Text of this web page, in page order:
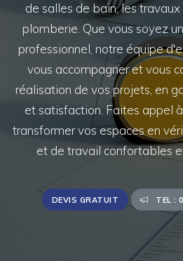
de salles de bain, les
plomberie. Que vous soyez
professionnel, notre équipe
vous accompagner et vous
réalisation de vos projets, en
et satisfaction. Faites appel
transformer vos espaces en
et de travail confortables
DEVIS GRATUIT TEL :